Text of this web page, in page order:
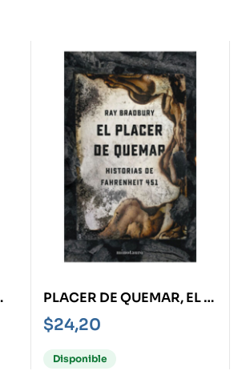
PLACER DE QUEMAR, EL -
HISTORIAS DE
FAHRENHEIT 451-
$24,20
Disponible